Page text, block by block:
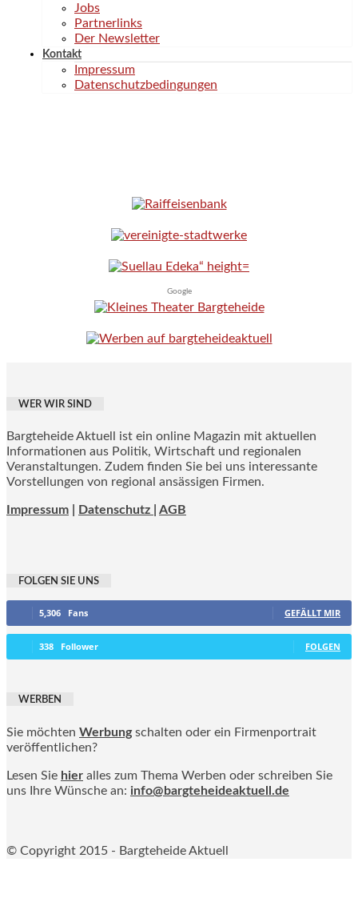
Jobs
Partnerlinks
Der Newsletter
Kontakt
Impressum
Datenschutzbedingungen
Google
WER WIR SIND
Bargteheide Aktuell ist ein online Magazin mit aktuellen
Informationen aus Politik, Wirtschaft und regionalen
Veranstaltungen. Zudem finden Sie bei uns interessante
Vorstellungen von regional ansässigen Firmen.
Impressum Datenschutz | AGB
FOLGEN SIE UNS
5,306 Fans GEFÄLLT MIR
338 Follower FOLGEN
WERBEN
Sie möchten Werbung schalten oder ein Firmenportrait
veröffentlichen?
Lesen Sie hier alles zum Thema Werben oder schreiben Sie
uns Ihre Wünsche an: info@bargteheideaktuell.de
© Copyright 2015 - Bargteheide Aktuell